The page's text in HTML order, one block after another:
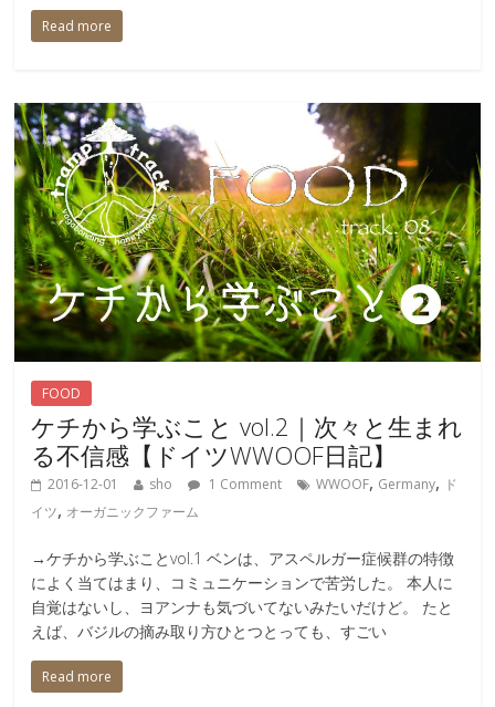
Read more
FOOD
ケチから学ぶこと vol.2｜次々と生まれ
る不信感【ドイツWWOOF日記】
2016-12-01 sho 1 Comment WWOOF, Germany, ド
イツ, オーガニックファーム
→ケチから学ぶことvol.1 ベンは、アスペルガー症候群の特徴
によく当てはまり、コミュニケーションで苦労した。 本人に
自覚はないし、ヨアンナも気づいてないみたいだけど。 たと
えば、バジルの摘み取り方ひとつとっても、すごい
Read more